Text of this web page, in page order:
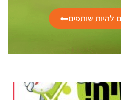
להיות שותפים